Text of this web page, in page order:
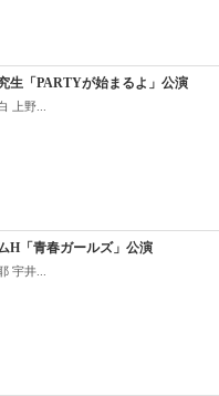
生「PARTYが始まるよ」公演
上野...
H「青春ガールズ」公演
宇井...